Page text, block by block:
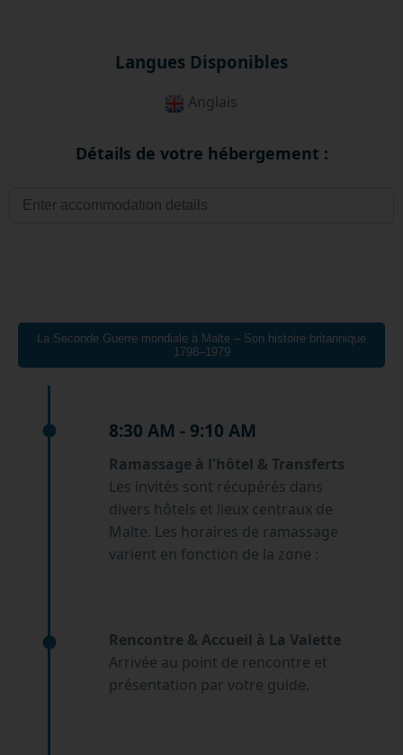
Langues Disponibles
Anglais
Détails de votre hébergement :
La Seconde Guerre mondiale à Malte – Son histoire britannique
1798–1979
8:30 AM - 9:10 AM
Ramassage à l'hôtel & Transferts
Les invités sont récupérés dans
divers hôtels et lieux centraux de
Malte. Les horaires de ramassage
varient en fonction de la zone :
Rencontre & Accueil à La Valette
Arrivée au point de rencontre et
présentation par votre guide.